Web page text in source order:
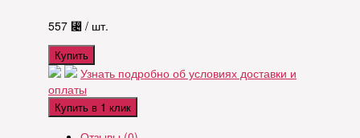
557 ⃄ / шт.
Купить
Узнать подробно об условиях доставки и
оплаты
Купить в 1 клик